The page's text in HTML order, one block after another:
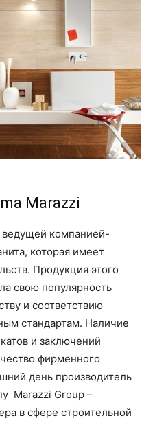
Marazzi
ведущей компанией-
которая имеет
Продукция этого
свою популярность
и соответствию
стандартам. Наличие
и заключений
фирменного
день производитель
Marazzi Group –
в сфере строительной